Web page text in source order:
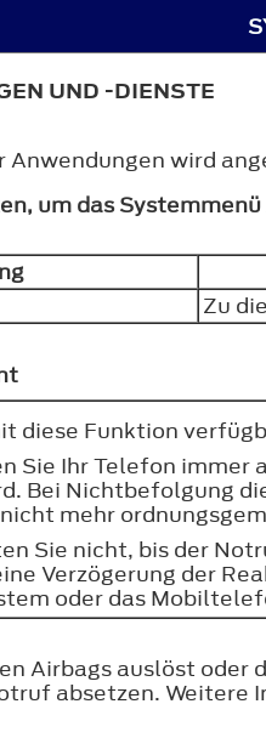
UND -DIENSTE
Anwendungen wird
um das
Zu
diese Funktion
Sie Ihr Telefon immer
Bei Nichtbefolgung
mehr
Sie nicht, bis der
Verzögerung der
oder das
Airbags auslöst
absetzen. Weitere